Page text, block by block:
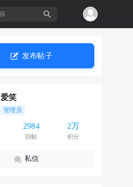
搜
发布帖子
爱笑
管理员
2984
回帖
2万
积分
私信